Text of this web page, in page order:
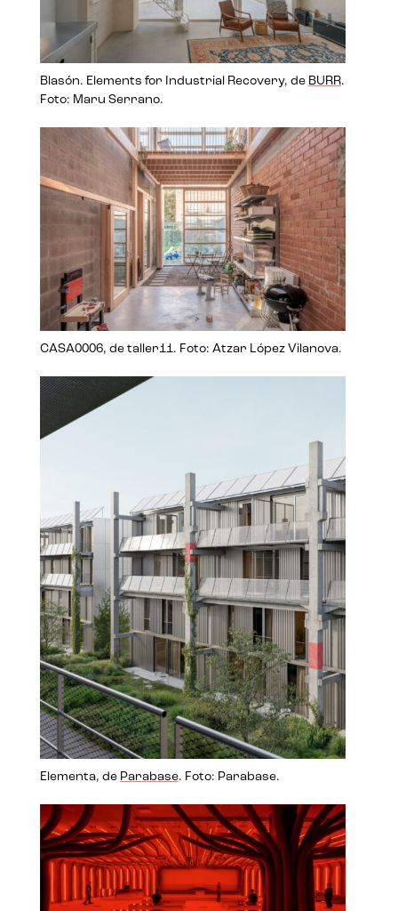
Blasón. Elements for Industrial Recovery, de BURR.
Foto: Maru Serrano.
CASA0006, de taller11. Foto: Atzar López Vilanova.
Elementa, de Parabase. Foto: Parabase.